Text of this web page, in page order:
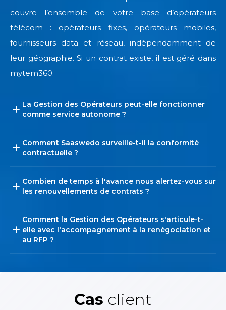
couvre l’ensemble de votre base d’opérateurs
télécom : opérateurs fixes, opérateurs mobiles,
fournisseurs data et réseau, indépendamment de
leur géographie. Si un contrat existe, il est géré dans
mytem360.
La Gestion des Opérateurs peut-elle fonctionner
comme service autonome ?
Comment Saaswedo surveille-t-il la conformité
contractuelle ?
Combien de temps à l'avance nous alertez-vous sur
les renouvellements de contrats ?
Comment la Gestion des Opérateurs s'articule-t-
elle avec l'accompagnement à la renégociation et
au RFP ?
Cas client